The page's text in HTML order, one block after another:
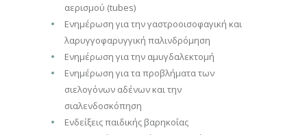
αερισμού (tubes)
Ενημέρωση για την γαστροοισοφαγική και
λαρυγγοφαρυγγική παλινδρόμηση
Ενημέρωση για την αμυγδαλεκτομή
Ενημέρωση για τα προβλήματα των
σιελογόνων αδένων και την
σιαλενδοσκόπηση
Ενδείξεις παιδικής βαρηκοΐας